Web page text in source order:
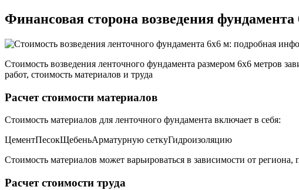
Финансовая сторона возведения фундамента
Стоимость возведения ленточного фундамента размером 6х6 метров
работ, стоимость материалов и труда
Расчет стоимости материалов
Стоимость материалов для ленточного фундамента включает в себя:
ЦементПесокЩебеньАрматурную сеткуГидроизоляцию
Стоимость материалов может варьироваться в зависимости от
Расчет стоимости труда